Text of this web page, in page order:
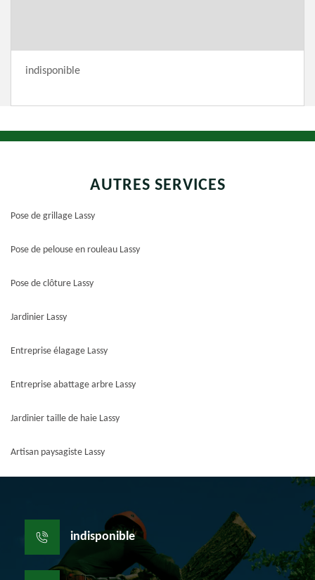
indisponible
AUTRES SERVICES
Pose de grillage Lassy
Pose de pelouse en rouleau Lassy
Pose de clôture Lassy
Jardinier Lassy
Entreprise élagage Lassy
Entreprise abattage arbre Lassy
Jardinier taille de haie Lassy
Artisan paysagiste Lassy
indisponible